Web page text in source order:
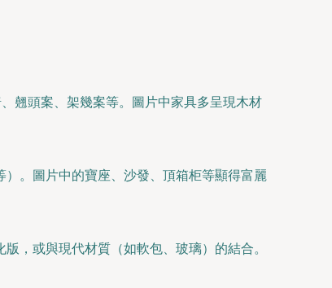
翹頭案、架幾案等。圖片中家具多呈現木材
。圖片中的寶座、沙發、頂箱柜等顯得富麗
，或與現代材質（如軟包、玻璃）的結合。